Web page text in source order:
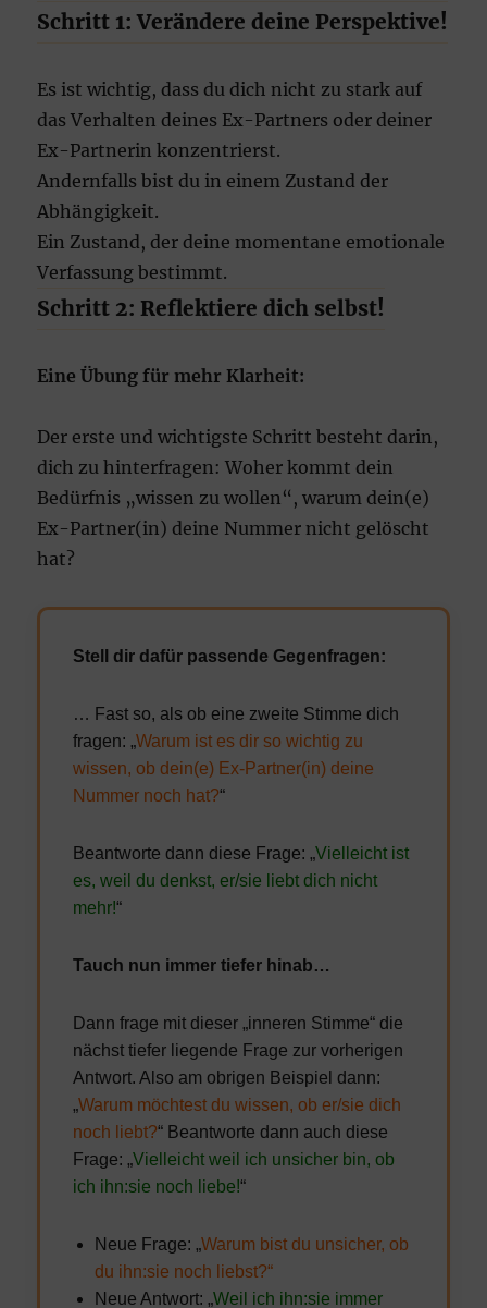
Schritt 1: Verändere deine Perspektive!
Es ist wichtig, dass du dich nicht zu stark auf
das Verhalten deines Ex-Partners oder deiner
Ex-Partnerin konzentrierst.
Andernfalls bist du in einem Zustand der
Abhängigkeit.
Ein Zustand, der deine momentane emotionale
Verfassung bestimmt.
Schritt 2: Reflektiere dich selbst!
Eine Übung für mehr Klarheit:
Der erste und wichtigste Schritt besteht darin,
dich zu hinterfragen: Woher kommt dein
Bedürfnis „wissen zu wollen“, warum dein(e)
Ex-Partner(in) deine Nummer nicht gelöscht
hat?
Stell dir dafür passende Gegenfragen:
… Fast so, als ob eine zweite Stimme dich
fragen: „Warum ist es dir so wichtig zu
wissen, ob dein(e) Ex-Partner(in) deine
Nummer noch hat?“
Beantworte dann diese Frage: „Vielleicht ist
es, weil du denkst, er/sie liebt dich nicht
mehr!“
Tauch nun immer tiefer hinab…
Dann frage mit dieser „inneren Stimme“ die
nächst tiefer liegende Frage zur vorherigen
Antwort. Also am obrigen Beispiel dann:
„Warum möchtest du wissen, ob er/sie dich
noch liebt?“ Beantworte dann auch diese
Frage: „Vielleicht weil ich unsicher bin, ob
ich ihn:sie noch liebe!“
Neue Frage: „Warum bist du unsicher, ob
du ihn:sie noch liebst?“
Neue Antwort: „Weil ich ihn:sie immer